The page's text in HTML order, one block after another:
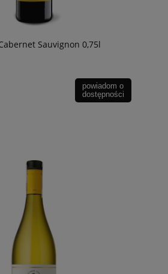
Sauvignon 0,75l
powiadom o
dostępności